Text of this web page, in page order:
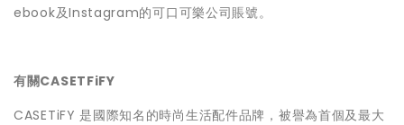
ebook及Instagram的可口可樂公司賬號。
有關CASETFiFY
CASETiFY 是國際知名的時尚生活配件品牌，被譽為首個及最大